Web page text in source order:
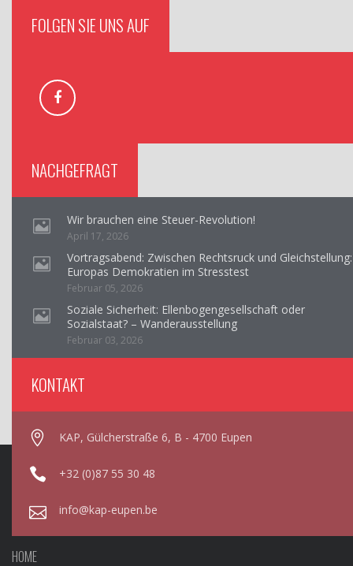
FOLGEN SIE UNS AUF
NACHGEFRAGT
Wir brauchen eine Steuer-Revolution!
April 17, 2026
Vortragsabend: Zwischen Rechtsruck und Gleichstellung:
Europas Demokratien im Stresstest
Februar 05, 2026
Soziale Sicherheit: Ellenbogengesellschaft oder
Sozialstaat? – Wanderausstellung
Februar 03, 2026
KONTAKT
KAP, Gülcherstraße 6, B - 4700 Eupen
+32 (0)87 55 30 48
info@kap-eupen.be
HOME